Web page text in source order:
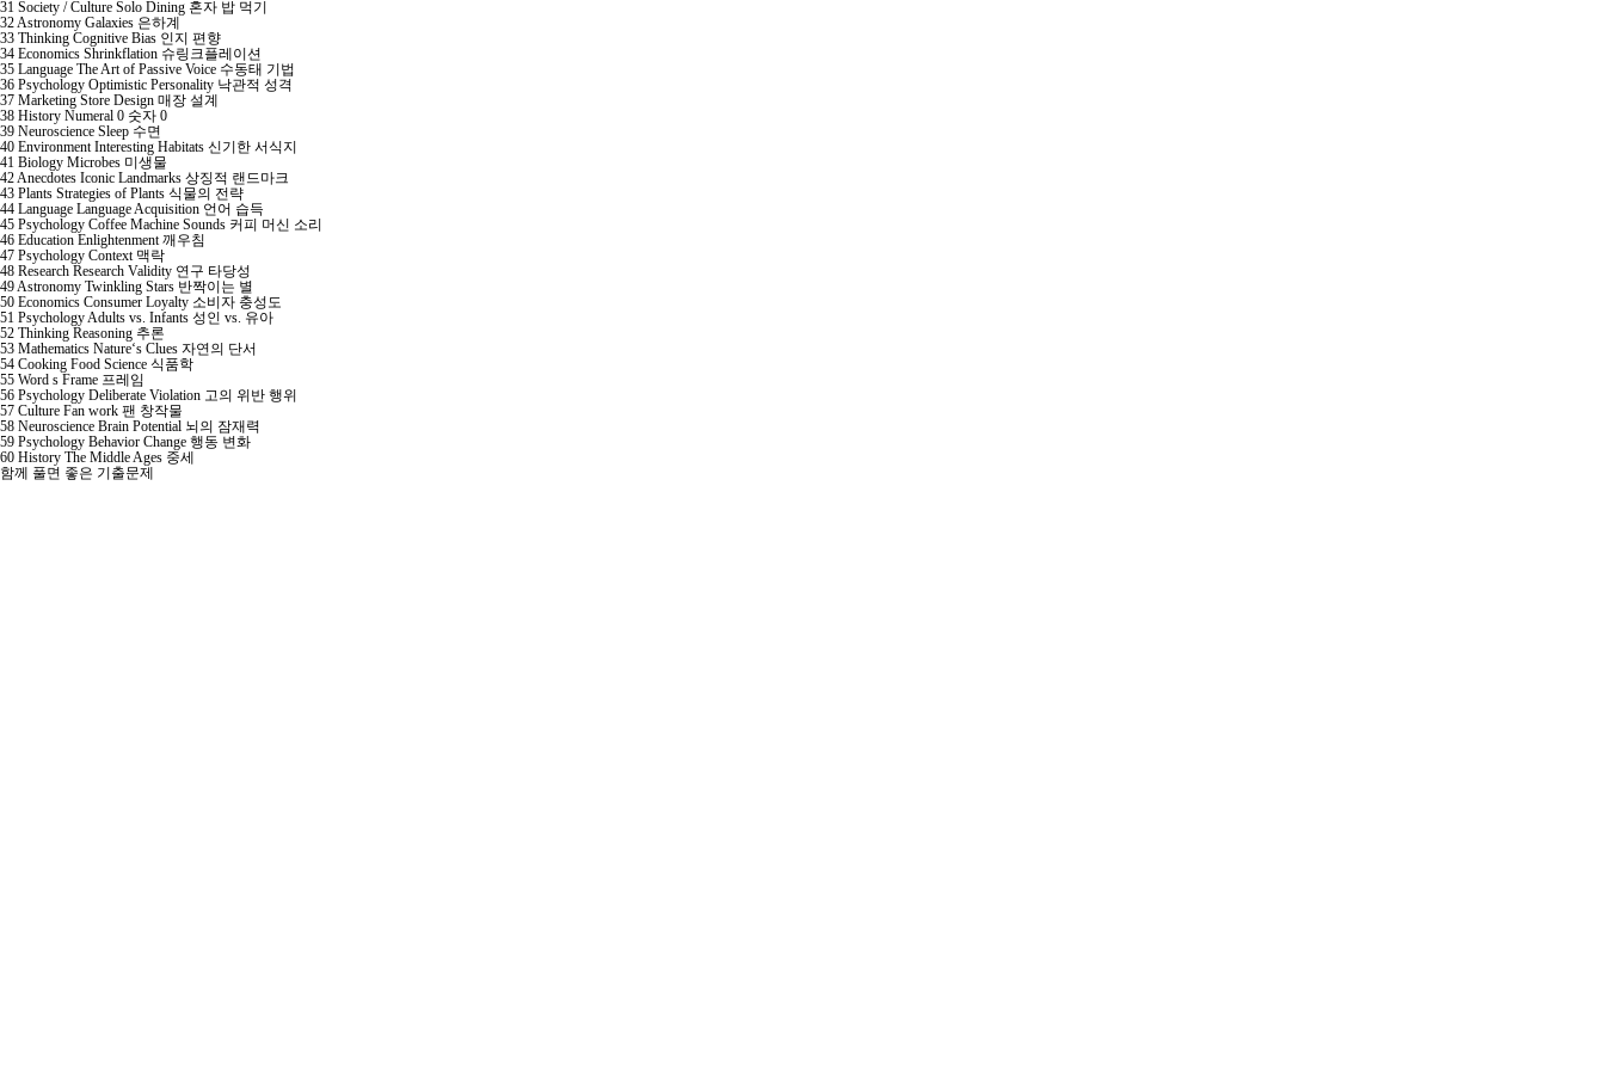
31 Society / Culture Solo Dining 혼자 밥 먹기
32 Astronomy Galaxies 은하계
33 Thinking Cognitive Bias 인지 편향
34 Economics Shrinkflation 슈링크플레이션
35 Language The Art of Passive Voice 수동태 기법
36 Psychology Optimistic Personality 낙관적 성격
37 Marketing Store Design 매장 설계
38 History Numeral 0 숫자 0
39 Neuroscience Sleep 수면
40 Environment Interesting Habitats 신기한 서식지
41 Biology Microbes 미생물
42 Anecdotes Iconic Landmarks 상징적 랜드마크
43 Plants Strategies of Plants 식물의 전략
44 Language Language Acquisition 언어 습득
45 Psychology Coffee Machine Sounds 커피 머신 소리
46 Education Enlightenment 깨우침
47 Psychology Context 맥락
48 Research Research Validity 연구 타당성
49 Astronomy Twinkling Stars 반짝이는 별
50 Economics Consumer Loyalty 소비자 충성도
51 Psychology Adults vs. Infants 성인 vs. 유아
52 Thinking Reasoning 추론
53 Mathematics Nature‘s Clues 자연의 단서
54 Cooking Food Science 식품학
55 Word s Frame 프레임
56 Psychology Deliberate Violation 고의 위반 행위
57 Culture Fan work 팬 창작물
58 Neuroscience Brain Potential 뇌의 잠재력
59 Psychology Behavior Change 행동 변화
60 History The Middle Ages 중세
함께 풀면 좋은 기출문제